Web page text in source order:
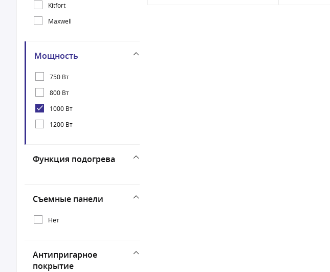
Kitfort
Maxwell
Мощность
750 Вт
800 Вт
1000 Вт
1200 Вт
Функция подогрева
Съемные панели
Нет
Антипригарное
покрытие